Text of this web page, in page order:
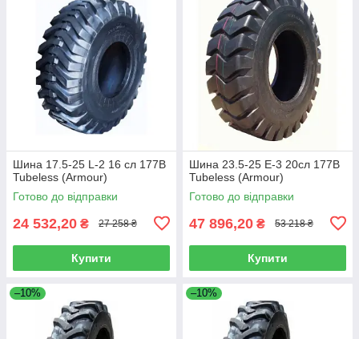
Шина 17.5-25 L-2 16 сл 177B
Tubeless (Armour)
Готово до відправки
24 532,20 ₴ 27 258 ₴
Купити
Шина 23.5-25 E-3 20сл 177B
Tubeless (Armour)
Готово до відправки
47 896,20 ₴ 53 218 ₴
Купити
–10% –10%